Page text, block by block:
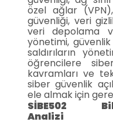
özel ağlar
güvenliği, veri
veri depolama
yönetimi,
saldırıların
öğrencilere
kavramları ve
siber güvenlik
ele almak için
SİBE502
Analizi